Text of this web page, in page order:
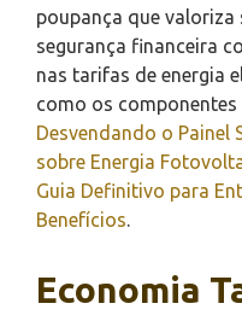
poupança que
segurança financeira
nas tarifas de energia
como os
Desvendando o Painel
sobre Energia
Guia Definitivo para
Benefícios
Economia